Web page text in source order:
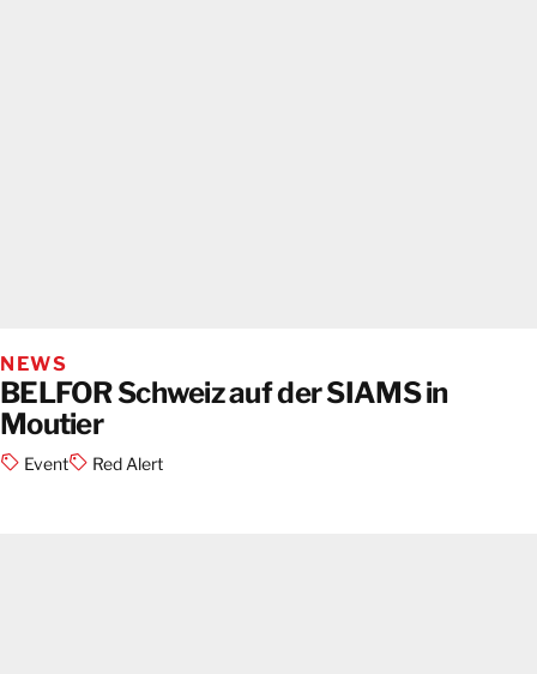
NEWS
BELFOR Schweiz auf der SIAMS in
Moutier
Event Red Alert